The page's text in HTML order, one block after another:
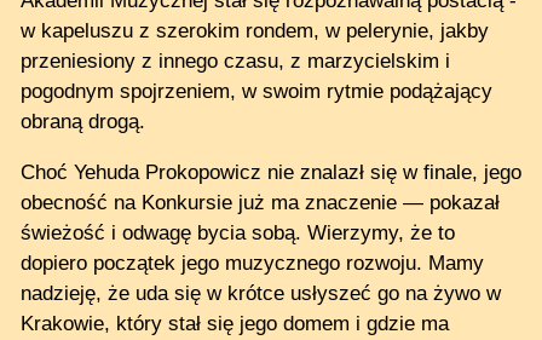
w kapeluszu z szerokim rondem, w pelerynie, jakby
przeniesiony z innego czasu, z marzycielskim i
pogodnym spojrzeniem, w swoim rytmie podążający
obraną drogą.
Choć Yehuda Prokopowicz nie znalazł się w finale, jego
obecność na Konkursie już ma znaczenie — pokazał
świeżość i odwagę bycia sobą. Wierzymy, że to
dopiero początek jego muzycznego rozwoju. Mamy
nadzieję, że uda się w krótce usłyszeć go na żywo w
Krakowie, który stał się jego domem i gdzie ma